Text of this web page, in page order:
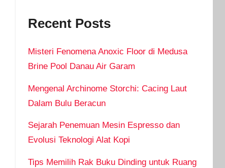
Recent Posts
Misteri Fenomena Anoxic Floor di Medusa
Brine Pool Danau Air Garam
Mengenal Archinome Storchi: Cacing Laut
Dalam Bulu Beracun
Sejarah Penemuan Mesin Espresso dan
Evolusi Teknologi Alat Kopi
Tips Memilih Rak Buku Dinding untuk Ruang